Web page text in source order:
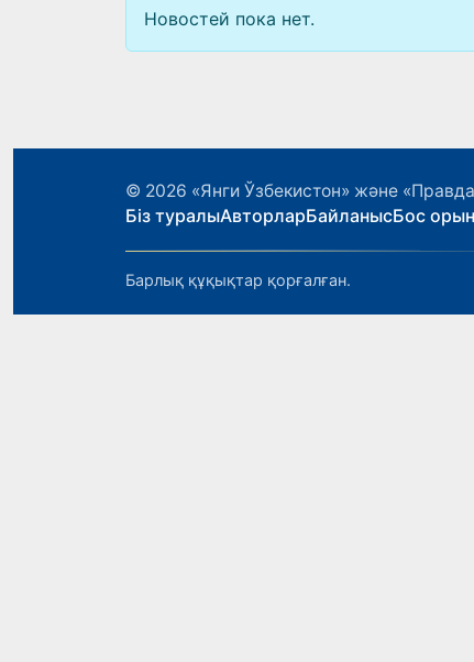
Новостей пока нет.
© 2026 «Янги Ўзбекистон» және
Біз туралыАвторларБайланысБос
Барлық құқықтар қорғалған.